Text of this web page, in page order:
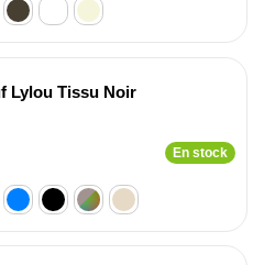
Lylou Tissu Noir
En stock